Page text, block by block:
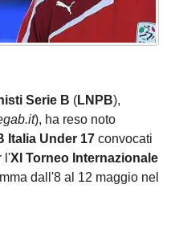
Serie B (LNPB),
), ha reso noto
Italia Under 17 convocati
l'XI Torneo Internazionale
dall'8 al 12 maggio nel